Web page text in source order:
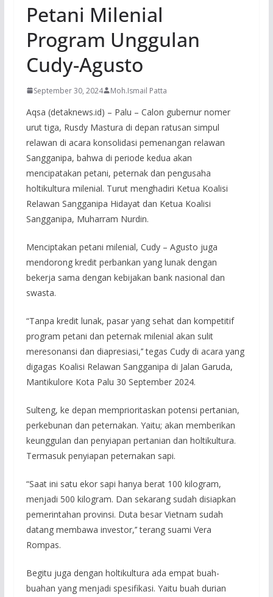
Petani Milenial
Program Unggulan
Cudy-Agusto
September 30, 2024 Moh.Ismail Patta
Aqsa (detaknews.id) – Palu – Calon gubernur nomer
urut tiga, Rusdy Mastura di depan ratusan simpul
relawan di acara konsolidasi pemenangan relawan
Sangganipa, bahwa di periode kedua akan
mencipatakan petani, peternak dan pengusaha
holtikultura milenial. Turut menghadiri Ketua Koalisi
Relawan Sangganipa Hidayat dan Ketua Koalisi
Sangganipa, Muharram Nurdin.
Menciptakan petani milenial, Cudy – Agusto juga
mendorong kredit perbankan yang lunak dengan
bekerja sama dengan kebijakan bank nasional dan
swasta.
“Tanpa kredit lunak, pasar yang sehat dan kompetitif
program petani dan peternak milenial akan sulit
meresonansi dan diapresiasi,’’ tegas Cudy di acara yang
digagas Koalisi Relawan Sangganipa di Jalan Garuda,
Mantikulore Kota Palu 30 September 2024.
Sulteng, ke depan memprioritaskan potensi pertanian,
perkebunan dan peternakan. Yaitu; akan memberikan
keunggulan dan penyiapan pertanian dan holtikultura.
Termasuk penyiapan peternakan sapi.
“Saat ini satu ekor sapi hanya berat 100 kilogram,
menjadi 500 kilogram. Dan sekarang sudah disiapkan
pemerintahan provinsi. Duta besar Vietnam sudah
datang membawa investor,’’ terang suami Vera
Rompas.
Begitu juga dengan holtikultura ada empat buah-
buahan yang menjadi spesifikasi. Yaitu buah durian